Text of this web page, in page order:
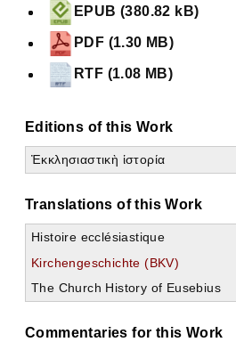
EPUB (380.82 kB)
PDF (1.30 MB)
RTF (1.08 MB)
Editions of this Work
Ἐκκλησιαστικὴ ἱστορία
Translations of this Work
Histoire ecclésiastique
Kirchengeschichte (BKV)
The Church History of Eusebius
Commentaries for this Work
Kirchengeschichte (Historia
Erstes Buch
Drittes Buch
2. Kap. Der erste Bischof